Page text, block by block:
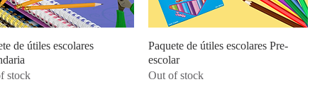
Quick View
de útiles escolares
stock
Quick View
Paquete de útiles escolares Pre-
escolar
Out of stock